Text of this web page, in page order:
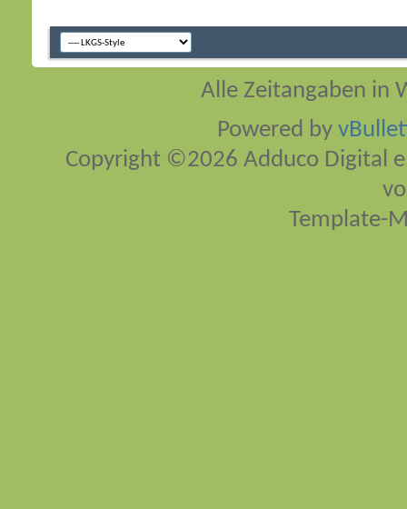
Alle Zeitangaben in
Powered by
Copyright ©2026 Adduco Digital
Template-